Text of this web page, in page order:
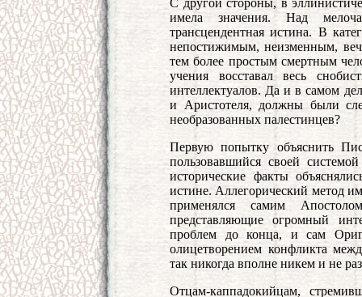
имела значения. Над
трансцендентная истина. В
непостижимым, неизменным,
тем более простым смертным
учения восставал весь
интеллектуалов. Да и в самом
и Аристотеля, должны были
необразованных палестинцев?
Первую попытку объяснить
пользовавшийся своей
исторические факты
истине. Аллегорический метод
применялся самим
представляющие огромный
проблем до конца, и сам
олицетворением конфликта
так никогда вполне никем и не
Отцам-каппадокийцам,